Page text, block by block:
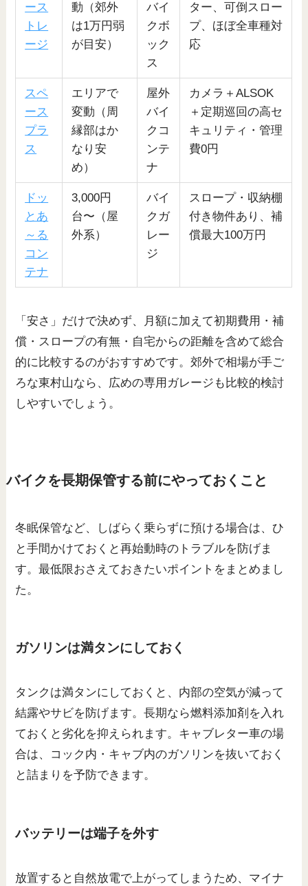
ース
トレ
ージ
動（郊外
は1万円弱
が目安）
バイ
クボ
ック
ス
ター、可倒スロー
プ、ほぼ全車種対
応
スペ
ース
プラ
ス
エリアで
変動（周
縁部はか
なり安
め）
屋外
バイ
クコ
ンテ
ナ
カメラ＋ALSOK
＋定期巡回の高セ
キュリティ・管理
費0円
ドッ
とあ
～る
コン
テナ
3,000円
台〜（屋
外系）
バイ
クガ
レー
ジ
スロープ・収納棚
付き物件あり、補
償最大100万円
「安さ」だけで決めず、月額に加えて初期費用・補
償・スロープの有無・自宅からの距離を含めて総合
的に比較するのがおすすめです。郊外で相場が手ご
ろな東村山なら、広めの専用ガレージも比較的検討
しやすいでしょう。
バイクを長期保管する前にやっておくこと
冬眠保管など、しばらく乗らずに預ける場合は、ひ
と手間かけておくと再始動時のトラブルを防げま
す。最低限おさえておきたいポイントをまとめまし
た。
ガソリンは満タンにしておく
タンクは満タンにしておくと、内部の空気が減って
結露やサビを防げます。長期なら燃料添加剤を入れ
ておくと劣化を抑えられます。キャブレター車の場
合は、コック内・キャブ内のガソリンを抜いておく
と詰まりを予防できます。
バッテリーは端子を外す
放置すると自然放電で上がってしまうため、マイナ